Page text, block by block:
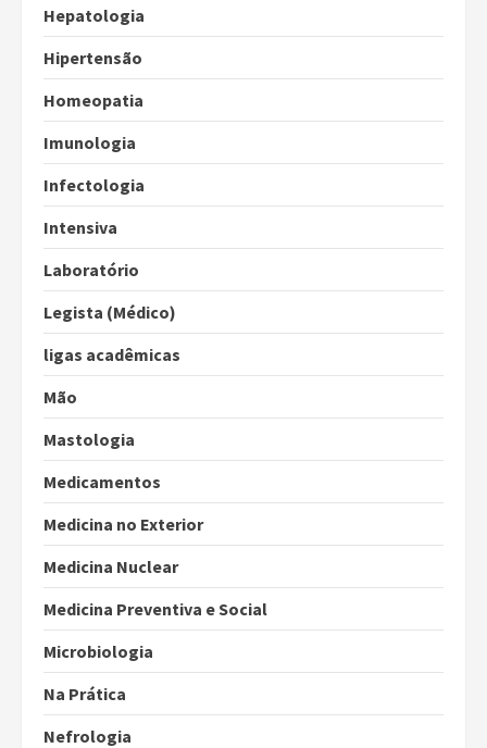
Hepatologia
Hipertensão
Homeopatia
Imunologia
Infectologia
Intensiva
Laboratório
Legista (Médico)
ligas acadêmicas
Mão
Mastologia
Medicamentos
Medicina no Exterior
Medicina Nuclear
Medicina Preventiva e Social
Microbiologia
Na Prática
Nefrologia